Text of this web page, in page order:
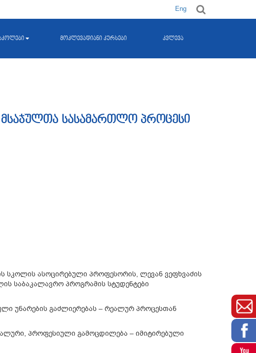
Eng
მოკლევადიანი კურსები კვლევა
მსაჯულთა სასამართლო პროცესი
სკოლის ასოცირებული პროფესორის, ლევან ვეფხვაძის
საბაკალავრო პროგრამის სტუდენტები
უნარების გაძლიერებას – რეალურ პროცესთან
პროფესიული გამოცდილება – იმიტირებული